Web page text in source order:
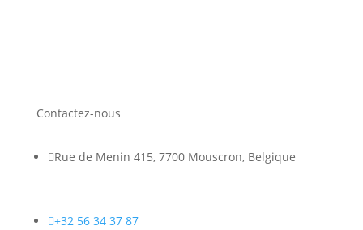
Contactez-nous
Rue de Menin 415, 7700 Mouscron, Belgique
+32 56 34 37 87